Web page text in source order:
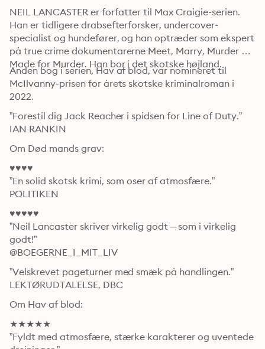
NEIL LANCASTER er forfatter til Max Craigie-serien.
Han er tidligere drabsefterforsker, undercover-
specialist og hundefører, og han optræder som ekspert
på true crime dokumentarerne Meet, Marry, Murder og
Made for Murder. Han bor i det skotske højland.
Anden bog i serien, Hav af blod, var nomineret til
McIlvanny-prisen for årets skotske kriminalroman i
2022.
”Forestil dig Jack Reacher i spidsen for Line of Duty.”
IAN RANKIN
Om Død mands grav:
♥♥♥♥
”En solid skotsk krimi, som oser af atmosfære.”
♥♥♥♥♥
”Neil Lancaster skriver virkelig godt – som i virkelig
godt!”
@BOEGERNE_I_MIT_LIV
”Velskrevet pageturner med smæk på handlingen.”
LEKTØRUDTALELSE, DBC
Om Hav af blod:
★★★★★
”Fyldt med atmosfære, stærke karakterer og uventede